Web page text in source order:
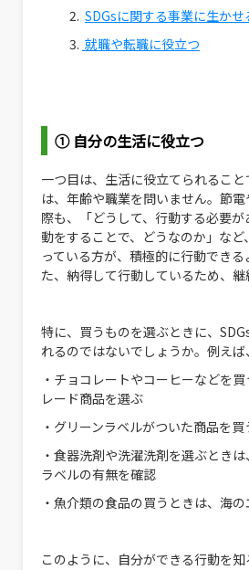
SDGsに関する事業に生かせ
就職や転職に役立つ
① 自分の生活に役立つ
一つ目は、生活に役立てられるこ
は、年齢や職業を問いません。節
際も、「どうして、行動する必要
動をすることで、どうなのか」な
っている方が、積極的に行動でき
た、納得して行動しているため、継
特に、買うものを選ぶときに、
れるのではないでしょうか。例えば
・チョコレートやコーヒーなどを
レード商品を選ぶ
・グリーンラベルがついた商品を買
・食器洗剤や洗濯洗剤を選ぶとき
ラベルの有無を確認
・魚介類の食品の買うときは、海
このように、自分ができる行動を